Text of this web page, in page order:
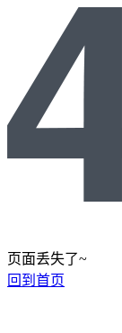
页面丢失了~
回到首页